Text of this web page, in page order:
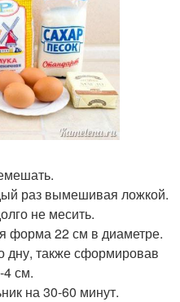
раз вымешивая ложкой.
не месить.
форма 22 см в диаметре.
дну, также сформировав
4 см.
на 30-60 минут.